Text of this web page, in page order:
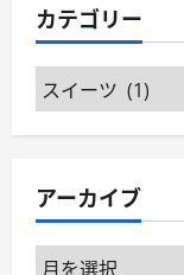
カテゴリー
カ
テ
ー
アーカイブ
ア